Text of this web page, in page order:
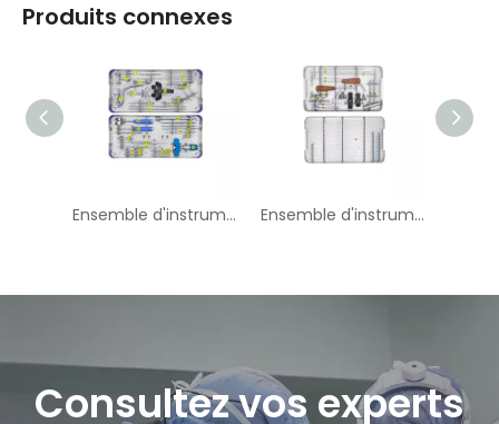
Produits connexes
Ensemble d'instruments à ongles intramédullaires fibulaires experts Ensemble d'instruments à ongles intramédullaires Ulna
Consultez vos experts